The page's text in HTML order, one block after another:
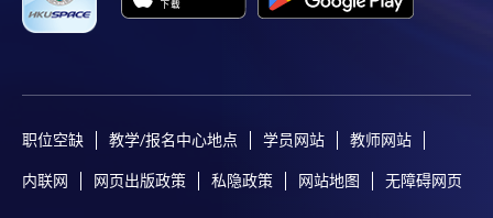
何疑問，請詳閱個別課程資料，或聯絡有關課程負責
职位空缺 教学/报名中心地点 学员网站 教师网站
内联网 网页出版政策 私隐政策 网站地图 无障碍网页